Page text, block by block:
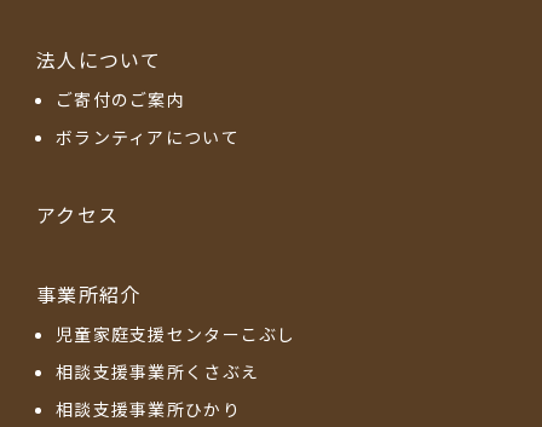
法人について
ご寄付のご案内
ボランティアについて
アクセス
事業所紹介
児童家庭支援センターこぶし
相談支援事業所くさぶえ
相談支援事業所ひかり